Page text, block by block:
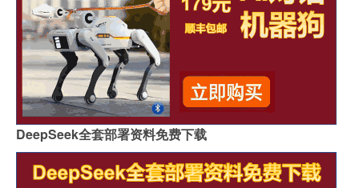
DeepSeek全套部署资料免费下载